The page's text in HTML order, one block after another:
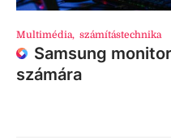
Multimédia, számítástechnika
Samsung
számára